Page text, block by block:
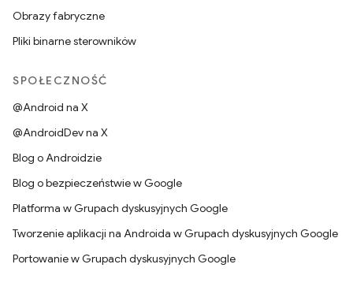
Obrazy fabryczne
Pliki binarne sterowników
SPOŁECZNOŚĆ
@Android na X
@AndroidDev na X
Blog o Androidzie
Blog o bezpieczeństwie w Google
Platforma w Grupach dyskusyjnych Google
Tworzenie aplikacji na Androida w Grupach dyskusyjnych Google
Portowanie w Grupach dyskusyjnych Google